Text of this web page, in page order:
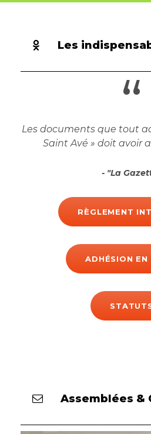
Les
“
Les documents que tout
Saint Avé » doit avoir
"La
RÈGLEMENT
ADHÉSION EN
Assemblées &